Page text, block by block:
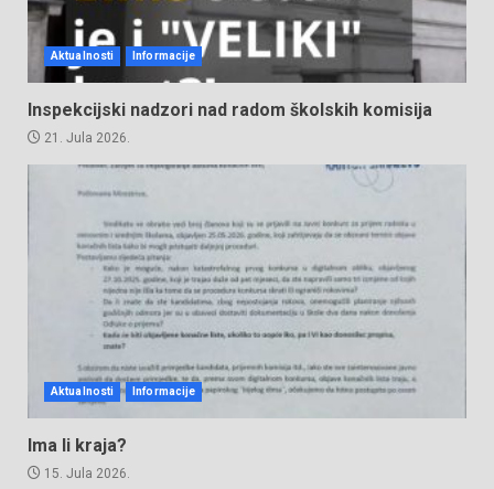
Aktualnosti Informacije
Inspekcijski nadzori nad radom školskih komisija
21. Jula 2026.
Aktualnosti Informacije
Ima li kraja?
15. Jula 2026.